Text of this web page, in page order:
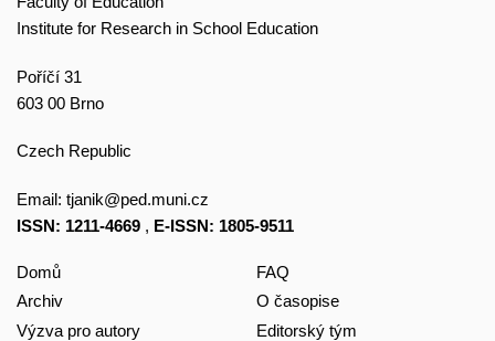
Institute for Research in School Education
Poříčí 31
603 00 Brno
Czech Republic
Email: tjanik@ped.muni.cz
ISSN: 1211-4669 , E-ISSN: 1805-9511
Domů
Archiv
Výzva pro autory
FAQ
O časopise
Editorský tým